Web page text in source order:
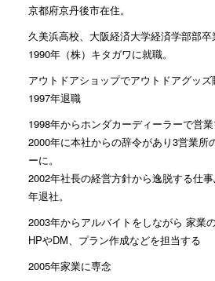
京都府京丹後市在住。
久美浜高校、大阪経済大学経済学部部卒
1990年（株）キタガワに就職。
アウトドアショップでアウトドアグッズ
1997年退職
1998年からホンダカーディーラーで営業
2000年に本社からの辞令があり3営業所
ーに。
2002年社長の経営方針から逸脱する仕
年退社。
2003年からアルバイトをしながら 家業
HPやDM、プラン作成などを担当する
2005年家業に専念